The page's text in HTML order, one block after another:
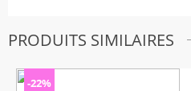
PRODUITS SIMILAIRES
-22%